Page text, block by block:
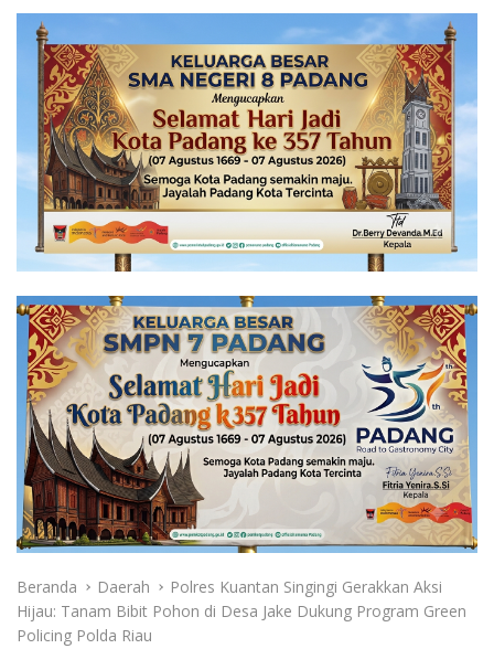
Beranda Daerah
Polres Kuantan Singingi Gerakkan Aksi
Hijau: Tanam Bibit Pohon di Desa Jake Dukung Program Green
Policing Polda Riau